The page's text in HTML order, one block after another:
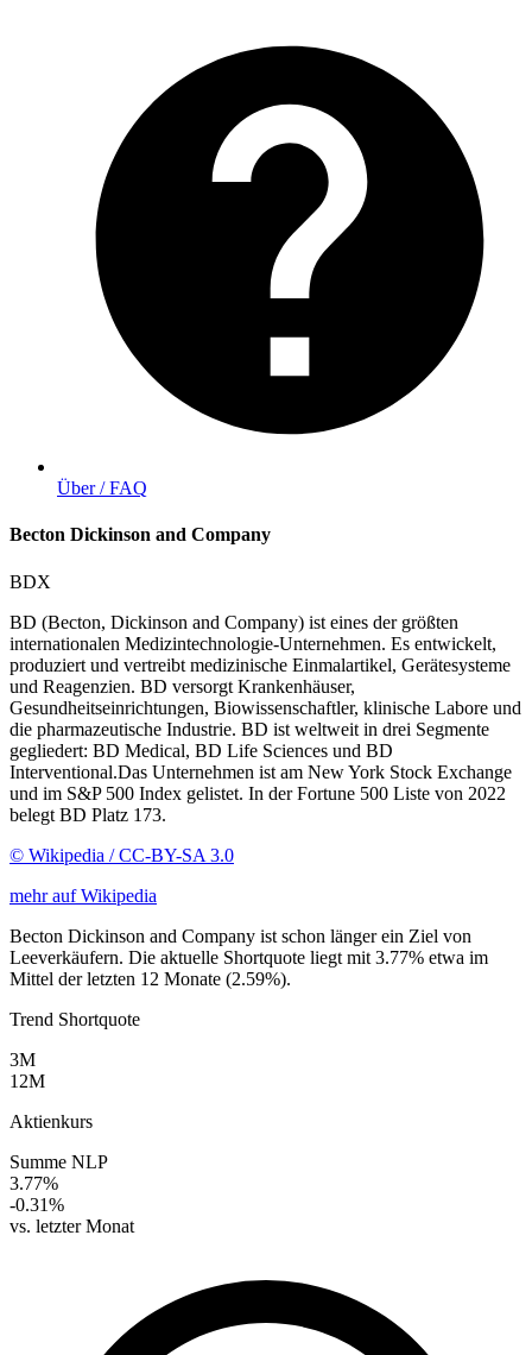
Über / FAQ
Becton Dickinson and Company
BDX
BD (Becton, Dickinson and Company) ist eines der größten
internationalen Medizintechnologie-Unternehmen. Es entwickelt,
produziert und vertreibt medizinische Einmalartikel, Gerätesysteme
und Reagenzien. BD versorgt Krankenhäuser,
Gesundheitseinrichtungen, Biowissenschaftler, klinische Labore und
die pharmazeutische Industrie. BD ist weltweit in drei Segmente
gegliedert: BD Medical, BD Life Sciences und BD
Interventional.Das Unternehmen ist am New York Stock Exchange
und im S&P 500 Index gelistet. In der Fortune 500 Liste von 2022
belegt BD Platz 173.
© Wikipedia / CC-BY-SA 3.0
mehr auf Wikipedia
Becton Dickinson and Company ist schon länger ein Ziel von
Leeverkäufern. Die aktuelle Shortquote liegt mit 3.77% etwa im
Mittel der letzten 12 Monate (2.59%).
Trend Shortquote
3M
12M
Aktienkurs
Summe NLP
3.77%
-0.31%
vs. letzter Monat